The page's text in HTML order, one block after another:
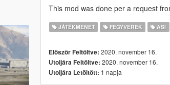
This mod was done per a request
JÁTÉKMENET FEGYVEREK ASI
Először Feltöltve: 2020. november 16.
Utoljára Feltöltve: 2020. november 16.
Utoljára Letöltött: 1 napja